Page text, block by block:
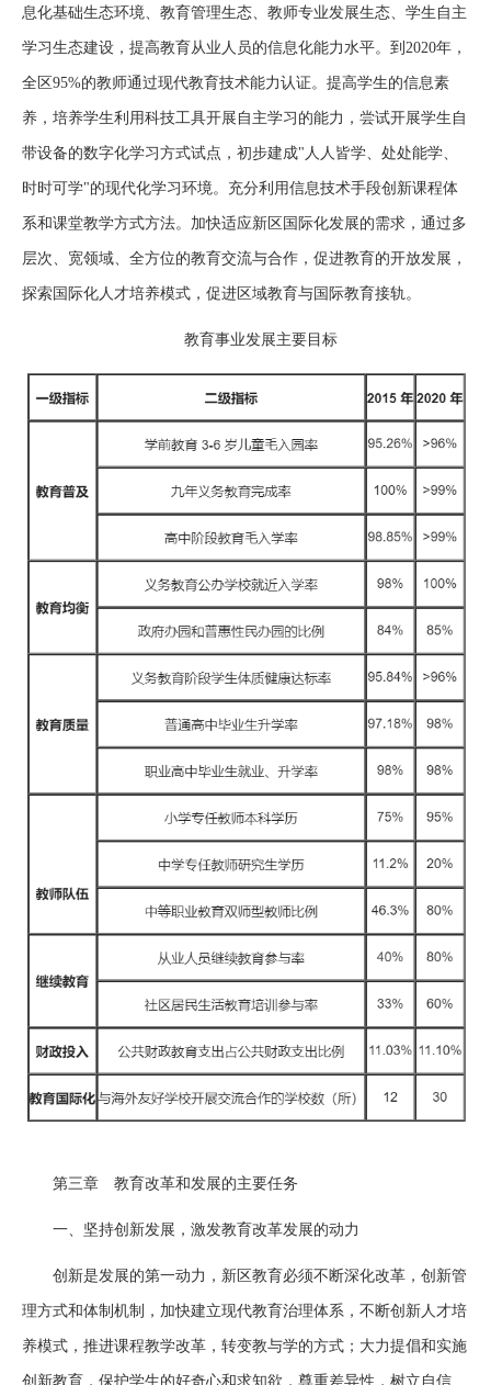
息化基础生态环境、教育管理生态、教师专业发展生态、学生自主
学习生态建设，提高教育从业人员的信息化能力水平。到2020年，
全区95%的教师通过现代教育技术能力认证。提高学生的信息素
养，培养学生利用科技工具开展自主学习的能力，尝试开展学生自
带设备的数字化学习方式试点，初步建成"人人皆学、处处能学、
时时可学"的现代化学习环境。充分利用信息技术手段创新课程体
系和课堂教学方式方法。加快适应新区国际化发展的需求，通过多
层次、宽领域、全方位的教育交流与合作，促进教育的开放发展，
探索国际化人才培养模式，促进区域教育与国际教育接轨。
教育事业发展主要目标
第三章 教育改革和发展的主要任务
一、坚持创新发展，激发教育改革发展的动力
创新是发展的第一动力，新区教育必须不断深化改革，创新管
理方式和体制机制，加快建立现代教育治理体系，不断创新人才培
养模式，推进课程教学改革，转变教与学的方式；大力提倡和实施
创新教育，保护学生的好奇心和求知欲，尊重差异性，树立自信